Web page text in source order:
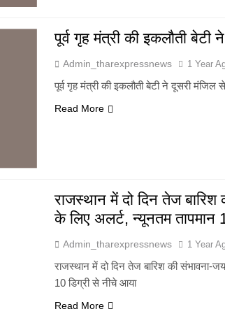
पूर्व गृह मंत्री की इकलौती
Admin_tharexpressnews 1 Year
पूर्व गृह मंत्री की इकलौती बेटी ने दूसरी मंजिल
Read More
राजस्थान में दो दिन तेज
के लिए अलर्ट, न्यूनतम तापमान
Admin_tharexpressnews 1 Year
राजस्थान में दो दिन तेज बारिश की संभावना-
10 डिग्री से नीचे आया
Read More